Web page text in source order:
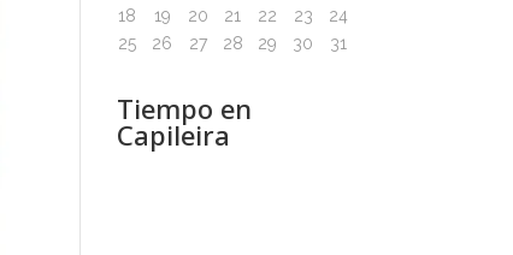
18
19 20 21 22 23
24
25
26 27 28 29 30 31
Tiempo en
Capileira